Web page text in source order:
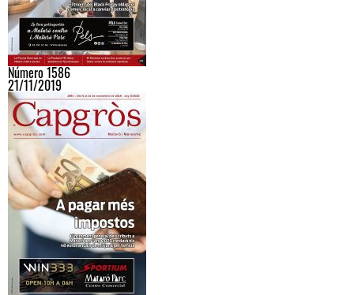
Número 1586
21/11/2019